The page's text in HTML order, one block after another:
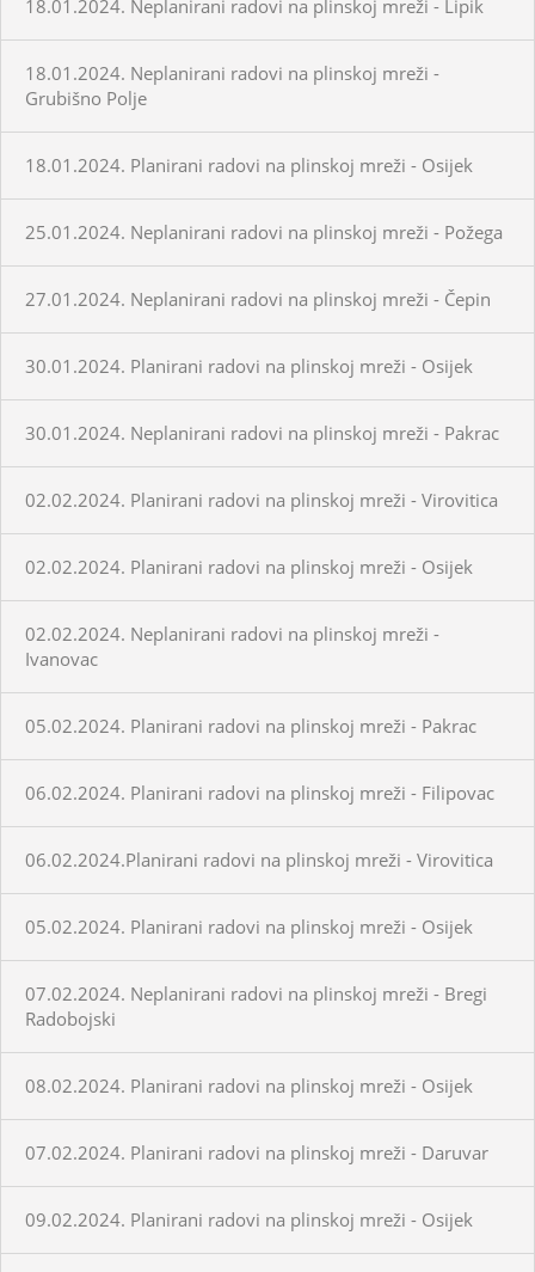
18.01.2024. Neplanirani radovi na plinskoj mreži - Lipik
18.01.2024. Neplanirani radovi na plinskoj mreži -
Grubišno Polje
18.01.2024. Planirani radovi na plinskoj mreži - Osijek
25.01.2024. Neplanirani radovi na plinskoj mreži - Požega
27.01.2024. Neplanirani radovi na plinskoj mreži - Čepin
30.01.2024. Planirani radovi na plinskoj mreži - Osijek
30.01.2024. Neplanirani radovi na plinskoj mreži - Pakrac
02.02.2024. Planirani radovi na plinskoj mreži - Virovitica
02.02.2024. Planirani radovi na plinskoj mreži - Osijek
02.02.2024. Neplanirani radovi na plinskoj mreži -
Ivanovac
05.02.2024. Planirani radovi na plinskoj mreži - Pakrac
06.02.2024. Planirani radovi na plinskoj mreži - Filipovac
06.02.2024.Planirani radovi na plinskoj mreži - Virovitica
05.02.2024. Planirani radovi na plinskoj mreži - Osijek
07.02.2024. Neplanirani radovi na plinskoj mreži - Bregi
Radobojski
08.02.2024. Planirani radovi na plinskoj mreži - Osijek
07.02.2024. Planirani radovi na plinskoj mreži - Daruvar
09.02.2024. Planirani radovi na plinskoj mreži - Osijek